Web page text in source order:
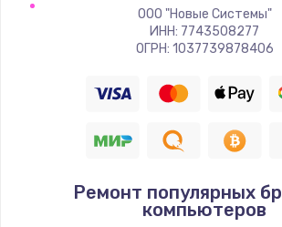
750 руб.
Заказать
Установка
725 руб.
Замена вебкамеры
ООО "Новые Системы"
ИНН: 7743508277
ОГРН: 1037739878406
Ремонт популярных
компьютеров